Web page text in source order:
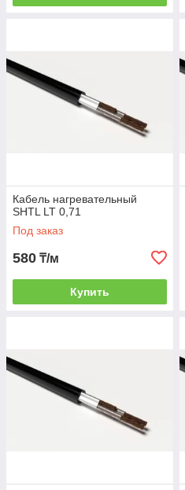
Кабель нагревательный
SHTL LT 0,71
Под заказ
580 ₸/м
Купить